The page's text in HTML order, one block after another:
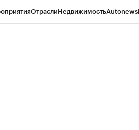
ОтраслиНедвижимостьAutonews